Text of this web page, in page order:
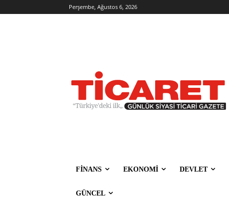
Perşembe, Ağustos 6, 2026
FİNANS EKONOMİ DEVLET
GÜNCEL